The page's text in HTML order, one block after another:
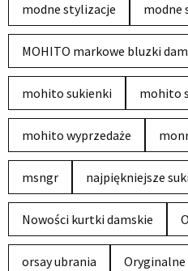
modne stylizacje modne
MOHITO markowe bluzki
mohito sukienki mohito
mohito wyprzedaże
msngr najpiękniejsze
Nowości kurtki damskie
orsay ubrania Oryginalne